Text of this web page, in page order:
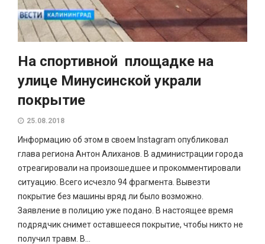
На спортивной площадке на
улице Минусинской украли
покрытие
25.08.2018
Информацию об этом в своем Instagram опубликовал
глава региона Антон Алиханов. В администрации города
отреагировали на произошедшее и прокомментировали
ситуацию. Всего исчезло 94 фрагмента. Вывезти
покрытие без машины вряд ли было возможно.
Заявление в полицию уже подано. В настоящее время
подрядчик снимет оставшееся покрытие, чтобы никто не
получил травм. В...